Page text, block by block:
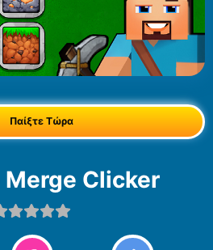
Παίξτε Τώρα
Merge Clicker